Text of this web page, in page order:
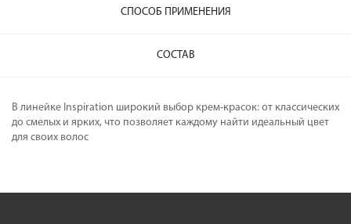
СПОСОБ ПРИМЕНЕНИЯ
СОСТАВ
В линейке Inspiration широкий выбор крем-красок: от классических
до смелых и ярких, что позволяет каждому найти идеальный цвет
для своих волос